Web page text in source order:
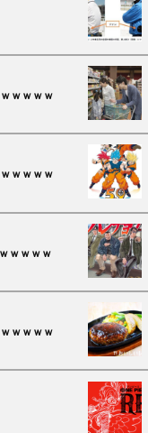
ｗｗｗｗ
ｗｗｗｗ
ｗｗｗｗ
ｗｗｗｗ